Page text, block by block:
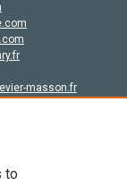
masson.fr
to